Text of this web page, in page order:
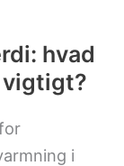
hvad
vigtigt?
i